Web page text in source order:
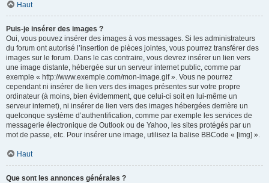
Haut
Puis-je insérer des images ?
Oui, vous pouvez insérer des images à vos messages. Si les administrateurs
du forum ont autorisé l’insertion de pièces jointes, vous pourrez transférer des
images sur le forum. Dans le cas contraire, vous devrez insérer un lien vers
une image distante, hébergée sur un serveur internet public, comme par
exemple « http://www.exemple.com/mon-image.gif ». Vous ne pourrez
cependant ni insérer de lien vers des images présentes sur votre propre
ordinateur (à moins, bien évidemment, que celui-ci soit en lui-même un
serveur internet), ni insérer de lien vers des images hébergées derrière un
quelconque système d’authentification, comme par exemple les services de
messagerie électronique de Outlook ou de Yahoo, les sites protégés par un
mot de passe, etc. Pour insérer une image, utilisez la balise BBCode « [img] ».
Haut
Que sont les annonces générales ?